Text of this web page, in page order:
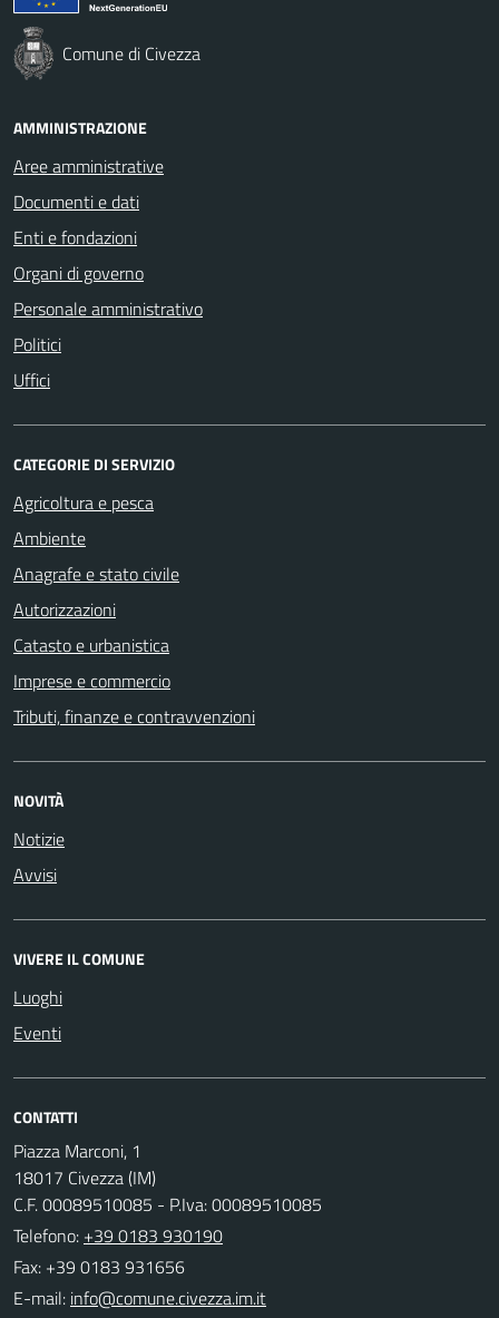
Comune di Civezza
AMMINISTRAZIONE
Aree amministrative
Documenti e dati
Enti e fondazioni
Organi di governo
Personale amministrativo
Politici
Uffici
CATEGORIE DI SERVIZIO
Agricoltura e pesca
Ambiente
Anagrafe e stato civile
Autorizzazioni
Catasto e urbanistica
Imprese e commercio
Tributi, finanze e contravvenzioni
NOVITÀ
Notizie
Avvisi
VIVERE IL COMUNE
Luoghi
Eventi
CONTATTI
Piazza Marconi, 1
18017 Civezza (IM)
C.F. 00089510085 - P.Iva: 00089510085
Telefono: +39 0183 930190
Fax: +39 0183 931656
E-mail: